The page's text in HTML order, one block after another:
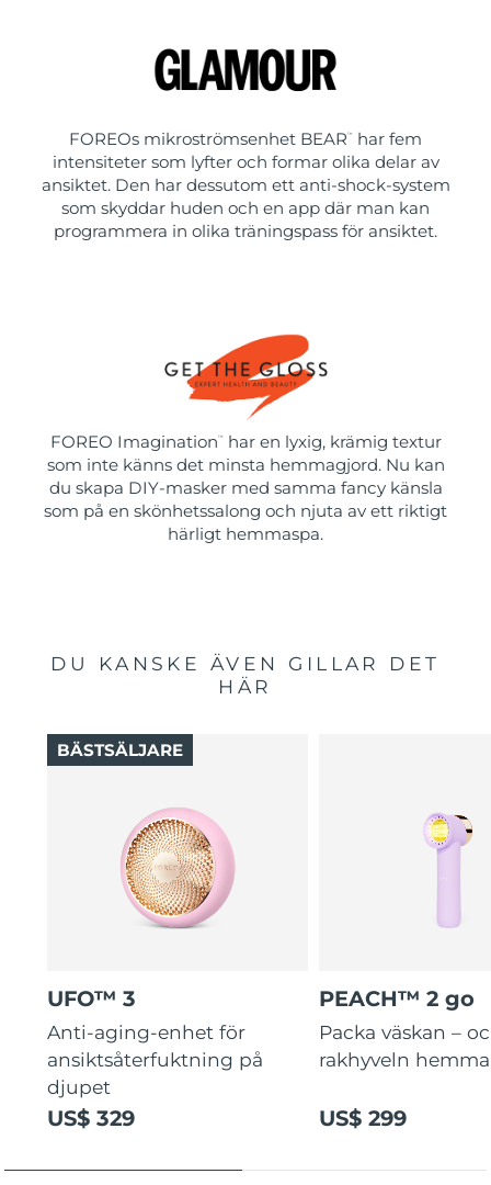
FOREOs mikroströmsenhet BEAR ™
har fem
intensiteter som lyfter och formar olika delar av
ansiktet. Den har dessutom ett anti-shock-system
som skyddar huden och en app där man kan
programmera in olika träningspass för ansiktet.
FOREO Imagination ™
har en lyxig, krämig textur
som inte känns det minsta hemmagjord. Nu kan
du skapa DIY-masker med samma fancy känsla
som på en skönhetssalong och njuta av ett riktigt
härligt hemmaspa.
DU KANSKE ÄVEN GILLAR DET
HÄR
UFO™ 3
Anti-aging-enhet för
ansiktsåterfuktning på
djupet
US$ 329
BÄSTSÄLJARE
PEACH™ 2 go
Packa väskan –
rakhyveln
US$ 299